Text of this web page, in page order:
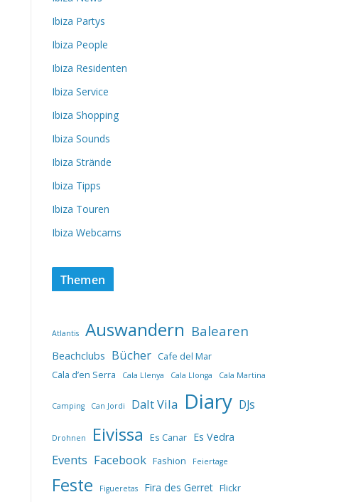
Ibiza Partys
Ibiza People
Ibiza Residenten
Ibiza Service
Ibiza Shopping
Ibiza Sounds
Ibiza Strände
Ibiza Tipps
Ibiza Touren
Ibiza Webcams
Themen
Atlantis Auswandern Balearen
Beachclubs Bücher Cafe del Mar
Cala d’en Serra
Cala Llenya Cala Llonga Cala Martina
Camping Can Jordi Dalt Vila Diary DJs
Drohnen Eivissa Es Canar Es Vedra
Events Facebook Fashion Feiertage
Feste Figueretas Fira des Gerret Flickr